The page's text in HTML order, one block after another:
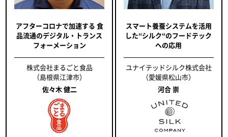
アフターコロナで加速する 食
品流通のデジタル・トランス
フォーメーション
株式会社まるごと食品
（島根県江津市）
佐々木 健二
スマート養蚕システムを活用
した“シルク“のフードテック
への応用
ユナイテッドシルク株式会社
（愛媛県松山市）
河合 崇